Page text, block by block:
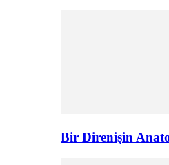
Bir Direnişin